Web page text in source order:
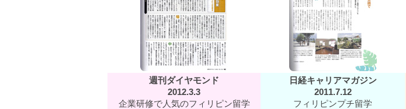
週刊ダイヤモンド
2012.3.3
企業研修で人気のフィリピン留学
日経キャリアマガジン
2011.7.12
フィリピンプチ留学